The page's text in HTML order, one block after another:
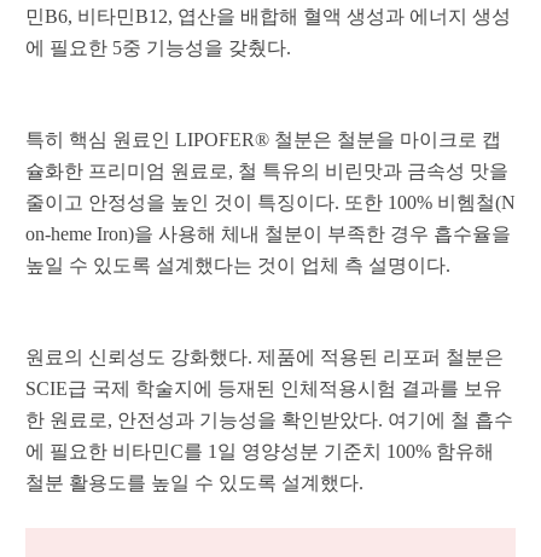
민B6, 비타민B12, 엽산을 배합해 혈액 생성과 에너지 생성
에 필요한 5중 기능성을 갖췄다.
특히 핵심 원료인 LIPOFER® 철분은 철분을 마이크로 캡
슐화한 프리미엄 원료로, 철 특유의 비린맛과 금속성 맛을
줄이고 안정성을 높인 것이 특징이다. 또한 100% 비헴철(N
on-heme Iron)을 사용해 체내 철분이 부족한 경우 흡수율을
높일 수 있도록 설계했다는 것이 업체 측 설명이다.
원료의 신뢰성도 강화했다. 제품에 적용된 리포퍼 철분은
SCIE급 국제 학술지에 등재된 인체적용시험 결과를 보유
한 원료로, 안전성과 기능성을 확인받았다. 여기에 철 흡수
에 필요한 비타민C를 1일 영양성분 기준치 100% 함유해
철분 활용도를 높일 수 있도록 설계했다.